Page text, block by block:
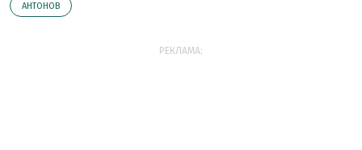
АНТОНОВ
РЕКЛАМА: